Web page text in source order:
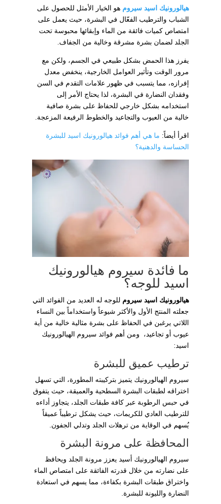
هيالورونيك اسيد سيروم هو الخيار الأمثل للحصول على
الشباب والترطيب الفعّال في البشرة، حيث يعمل على
امتصاص كميات فائقة من الماء وإبقائها محبوسة تحت
الجلد لضمان بشرة مشرقة وخالية من الجفاف.
يفرز هذا الحمض بشكل طبيعي في الجسم، ولكن مع
مرور الوقت وتأثير العوامل الخارجية، ينخفض معدل
إفرازه، مما يتسبب في ظهور علامات التقدم في السن
وفقدان النضارة في البشرة، لذا يحتاج الأمر إلى
استخدامه بشكل خارجي للحفاظ على بشرة صافية
خالية من العيوب والتجاعيد والخطوط الرفيعة المزعجة.
اقرأ أيضاً: ما هي أهم فوائد هيالورونيك اسيد للبشرة
الحساسة والدهنية؟
ما فائدة سيروم هيالورونيك
اسيد للوجه؟
هيالورونيك اسيد سيروم للوجه له العديد من الفوائد التي
جعلته المنتج الأول والأكثر شيوعاً واستخداماً بين النساء
اللاتي يرغبن في الحفاظ على بشرة مثالية خالية من أية
عيوب أو تجاعيد، ومن أهم فوائد سيروم الهيالورونيك
اسيد:
ترطيب عميق للبشرة
سيروم الهيالورونيك يتميز بتركيبته المطورة، التي تسهل
اختراقه لطبقات البشرة السطحية والعميقة، حيث يتفوق
في حبس الرطوبة عبر كافة طبقات الجلد، يتجاوز أداءه
للترطيب العادي للكريمات، حيث يشكل ترطيباً عميقاً
يُسهم في الوقاية من ترهلات الجلد وتدلي الجفون.
المحافظة على مرونة البشرة
سيروم الهيالورونيك أسيد يعزز مرونة الجلد ويحافظ
على نضارته من خلال قدرته الفائقة على امتصاص الماء
واختراق طبقات البشرة بكفاءة، مما يسهم في استعادة
النضارة والليونة للبشرة.